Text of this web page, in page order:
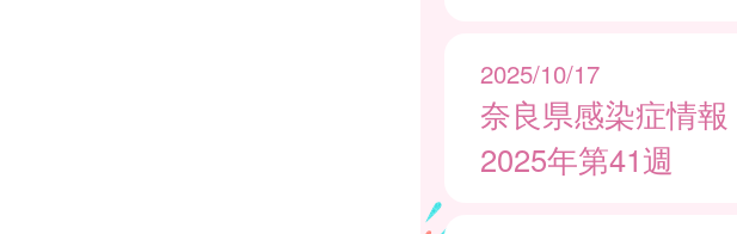
2025/10/17
奈良県感染症情報
2025年第41週